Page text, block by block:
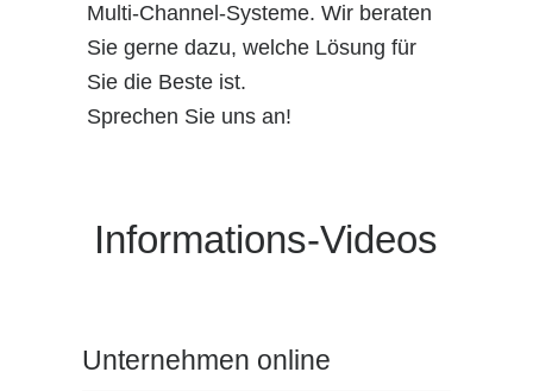
Multi-Channel-Systeme. Wir beraten
Sie gerne dazu, welche Lösung für
Sie die Beste ist.
Sprechen Sie uns an!
Informations-Videos
Unternehmen online